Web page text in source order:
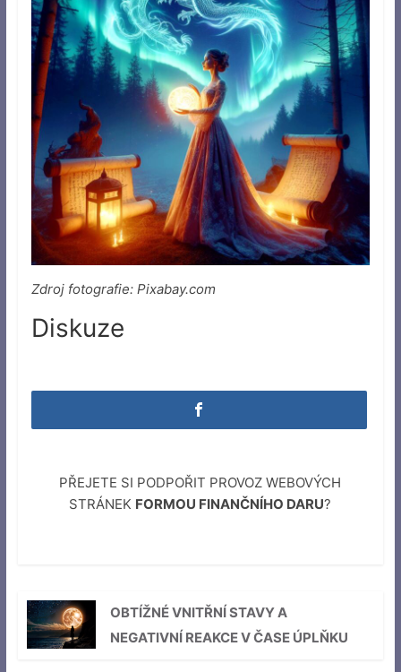
Zdroj fotografie: Pixabay.com
Diskuze
PŘEJETE SI PODPOŘIT PROVOZ WEBOVÝCH
STRÁNEK FORMOU FINANČNÍHO DARU?
OBTÍŽNÉ VNITŘNÍ STAVY A
NEGATIVNÍ REAKCE V ČASE ÚPLŇKU